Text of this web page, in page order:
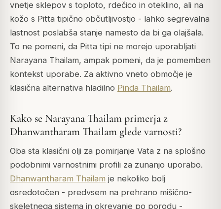
vnetje sklepov s toploto, rdečico in oteklino, ali na
kožo s Pitta tipično občutljivostjo - lahko segrevalna
lastnost poslabša stanje namesto da bi ga olajšala.
To ne pomeni, da Pitta tipi ne morejo uporabljati
Narayana Thailam, ampak pomeni, da je pomemben
kontekst uporabe. Za aktivno vneto območje je
klasična alternativa hladilno Pinda Thailam.
Kako se Narayana Thailam primerja z
Dhanwantharam Thailam glede varnosti?
Oba sta klasični olji za pomirjanje Vata z na splošno
podobnimi varnostnimi profili za zunanjo uporabo.
Dhanwantharam Thailam je nekoliko bolj
osredotočen - predvsem na prehrano mišično-
skeletnega sistema in okrevanje po porodu -